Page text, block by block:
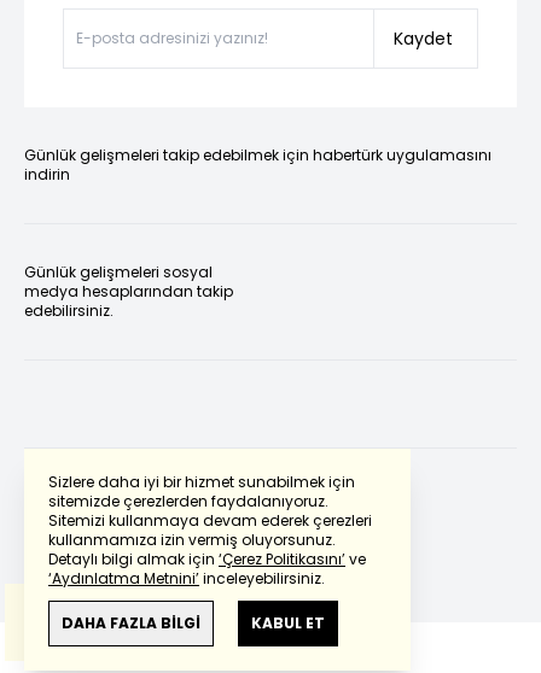
Sizlere daha iyi bir hizmet sunabilmek için
sitemizde çerezlerden faydalanıyoruz.
Sitemizi kullanmaya devam ederek çerezleri
kullanmamıza izin vermiş oluyorsunuz.
Detaylı bilgi almak için ‘Çerez Politikasını’ve
‘Aydınlatma Metnini’inceleyebilirsiniz.
DAHA FAZLA BİLGİ KABUL ET
Kaydet
Günlük gelişmeleri takip edebilmek için habertürk uygulamasını
indirin
Günlük gelişmeleri sosyal
medya hesaplarından takip
edebilirsiniz.
Powered by Translate
Bu çevirideGoogle Transletekullanılmıştır.
Anlam ve çeviri hatalarından
haberturk.com
sorumlu değildir.